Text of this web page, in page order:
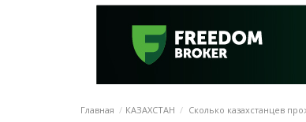
Главная КАЗАХСТАН Сколько казахстанцев